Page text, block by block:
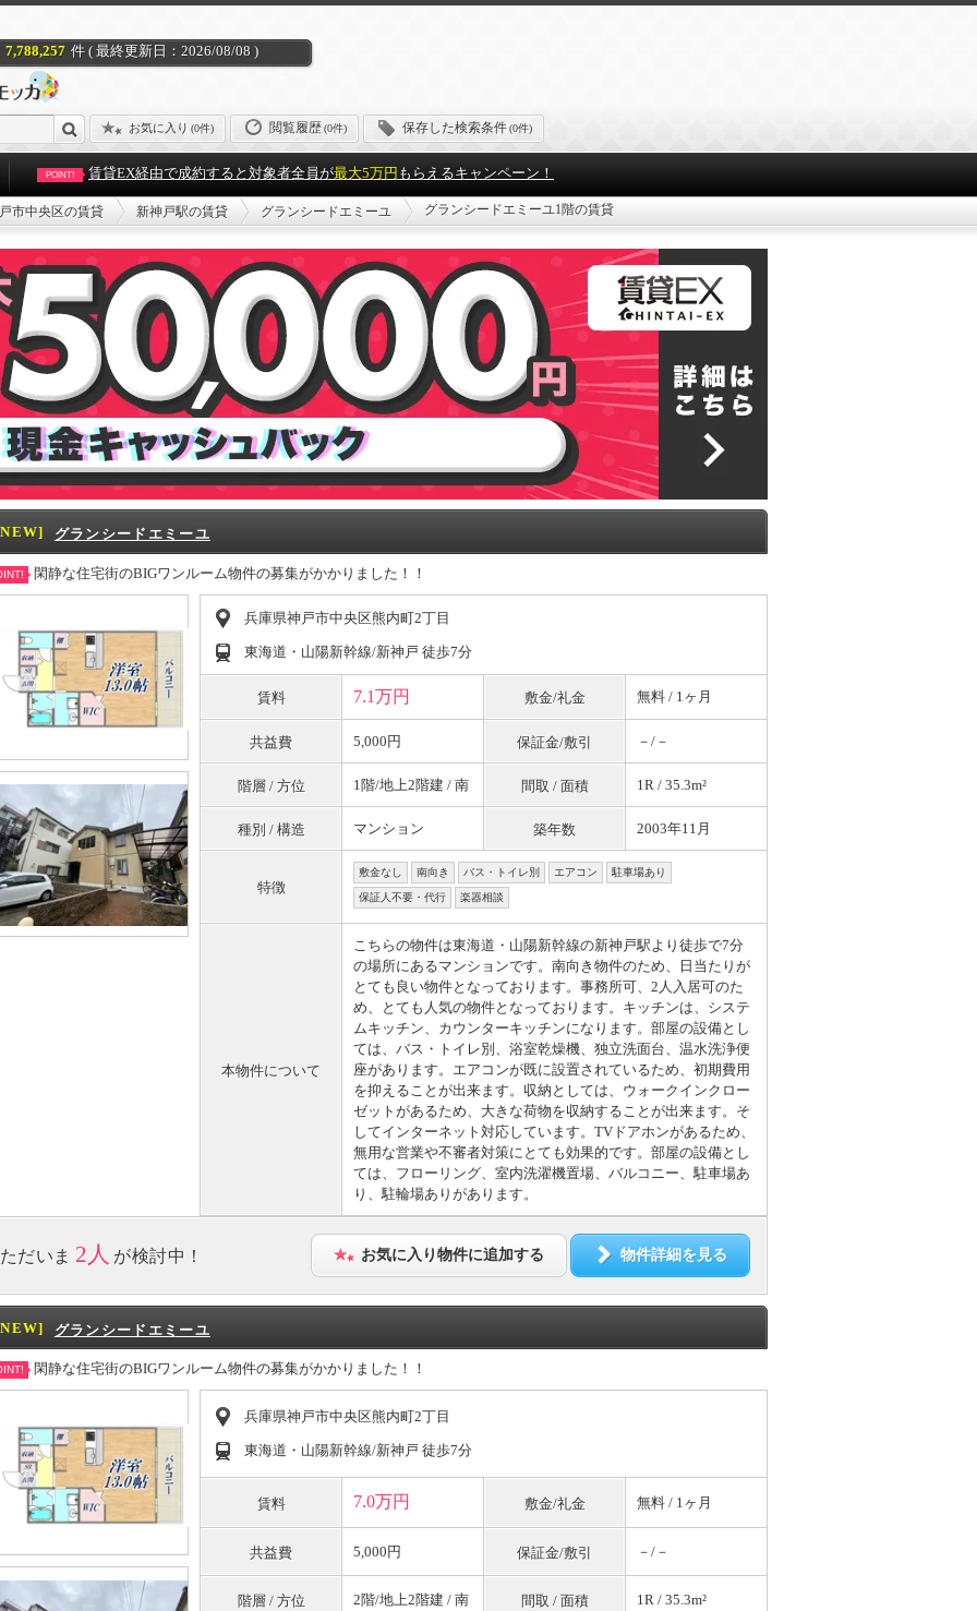
7,788,257 件 ( 最終更新日：2026/08/08 )
お気に入り (0件) 閲覧履歴(0件) 保存した検索条件(0件)
POINT! 賃貸EX経由で成約すると対象者全員が最大5万円 もらえるキャンペーン！
市中央区の賃貸 新神戸駅の賃貸 グランシードエミーユ グランシードエミーユ1階の賃貸
グランシードエミーユ
閑静な住宅街のBIGワンルーム物件の募集がかかりました！！
兵庫県神戸市中央区熊内町2丁目
東海道・山陽新幹線/新神戸 徒歩7分
賃料 7.1万円 敷金/礼金 無料 / 1ヶ月
共益費 5,000円 保証金/敷引 －/－
階層 / 方位 1階/地上2階建 / 南 間取 / 面積 1R / 35.3m²
種別 / 構造 マンション 築年数 2003年11月
特徴
敷金なし 南向き バス・トイレ別 エアコン 駐車場あり
保証人不要・代行 楽器相談
本物件について
こちらの物件は東海道・山陽新幹線の新神戸駅より徒歩で7分
の場所にあるマンションです。南向き物件のため、日当たりが
とても良い物件となっております。事務所可、2人入居可のた
め、とても人気の物件となっております。キッチンは、システ
ムキッチン、カウンターキッチンになります。部屋の設備とし
ては、バス・トイレ別、浴室乾燥機、独立洗面台、温水洗浄便
座があります。エアコンが既に設置されているため、初期費用
を抑えることが出来ます。収納としては、ウォークインクロー
ゼットがあるため、大きな荷物を収納することが出来ます。そ
してインターネット対応しています。TVドアホンがあるため、
無用な営業や不審者対策にとても効果的です。部屋の設備とし
ては、フローリング、室内洗濯機置場、バルコニー、駐車場あ
り、駐輪場ありがあります。
ただいま 2人 が検討中！ お気に入り物件に追加する 物件詳細を見る
グランシードエミーユ
閑静な住宅街のBIGワンルーム物件の募集がかかりました！！
兵庫県神戸市中央区熊内町2丁目
東海道・山陽新幹線/新神戸 徒歩7分
賃料 7.0万円 敷金/礼金 無料 / 1ヶ月
共益費 5,000円 保証金/敷引 －/－
階層 / 方位 2階/地上2階建 / 南 間取 / 面積 1R / 35.3m²